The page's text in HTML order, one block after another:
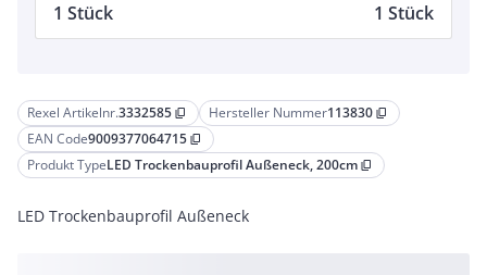
Rexel Artikelnr.3332585 content_copy Hersteller Nummer113830 content_copy
EAN Code9009377064715 content_copy
Produkt TypeLED Trockenbauprofil Außeneck, 200cm content_copy
LED Trockenbauprofil Außeneck
1 Stück 1 Stück